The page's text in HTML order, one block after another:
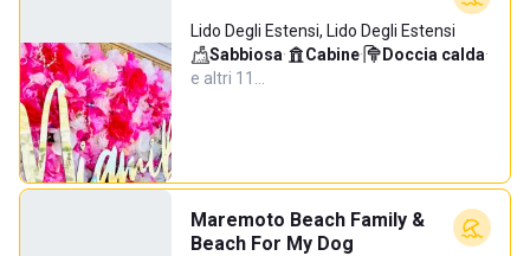
Lido Degli Estensi, Lido Degli Estensi
Sabbiosa· Cabine· Doccia calda·
e altri 11…
Maremoto Beach Family &
Beach For My Dog